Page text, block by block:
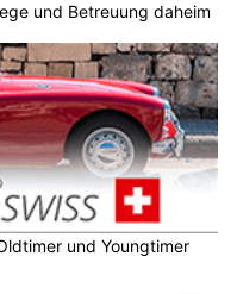
und Betreuung daheim
und Youngtimer